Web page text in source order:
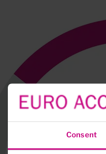
Consent